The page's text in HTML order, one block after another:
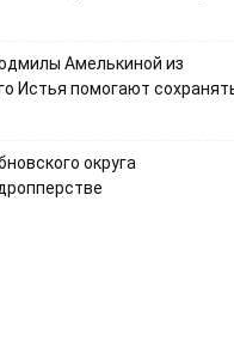
Амелькиной из
Истья помогают
округа